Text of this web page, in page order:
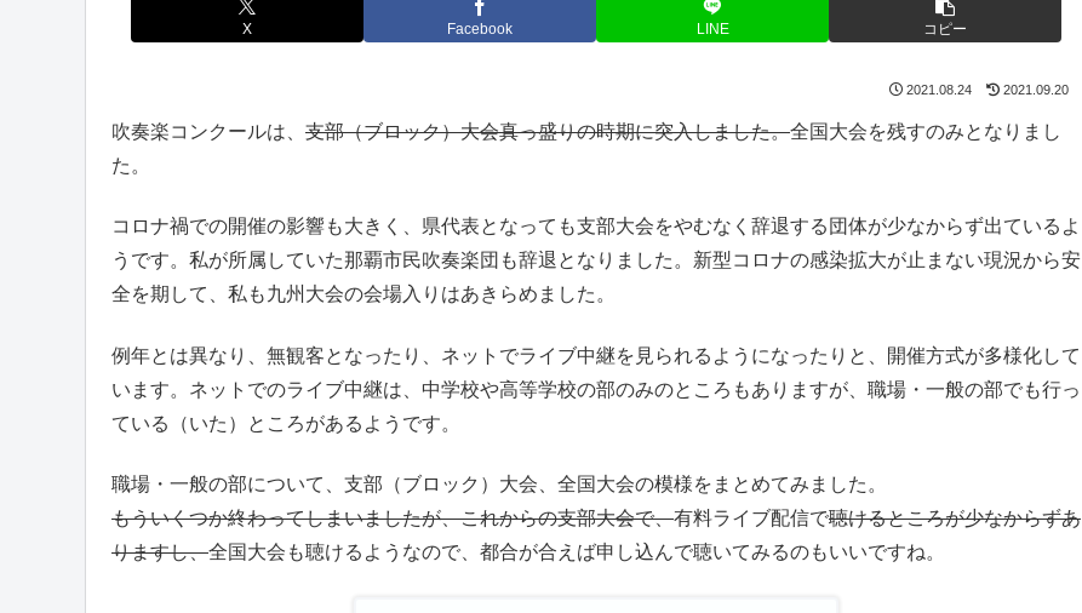
X Facebook LINE コピー
2021.08.24 2021.09.20
吹奏楽コンクールは、 支部（ブロック）大会真っ盛りの時期に突入しました。全国大会を残すのみとなりまし
た。
コロナ禍での開催の影響も大きく、県代表となっても支部大会をやむなく辞退する団体が少なからず出ているよ
うです。私が所属していた那覇市民吹奏楽団も辞退となりました。新型コロナの感染拡大が止まない現況から安
全を期して、私も九州大会の会場入りはあきらめました。
例年とは異なり、無観客となったり、ネットでライブ中継を見られるようになったりと、開催方式が多様化して
います。ネットでのライブ中継は、中学校や高等学校の部のみのところもありますが、職場・一般の部でも行っ
ている（いた）ところがあるようです。
職場・一般の部について、支部（ブロック）大会、全国大会の模様をまとめてみました。
もういくつか終わってしまいましたが、これからの支部大会で、有料ライブ配信で聴けるところが少なからずあ
りますし、全国大会も聴けるようなので、都合が合えば申し込んで聴いてみるのもいいですね。